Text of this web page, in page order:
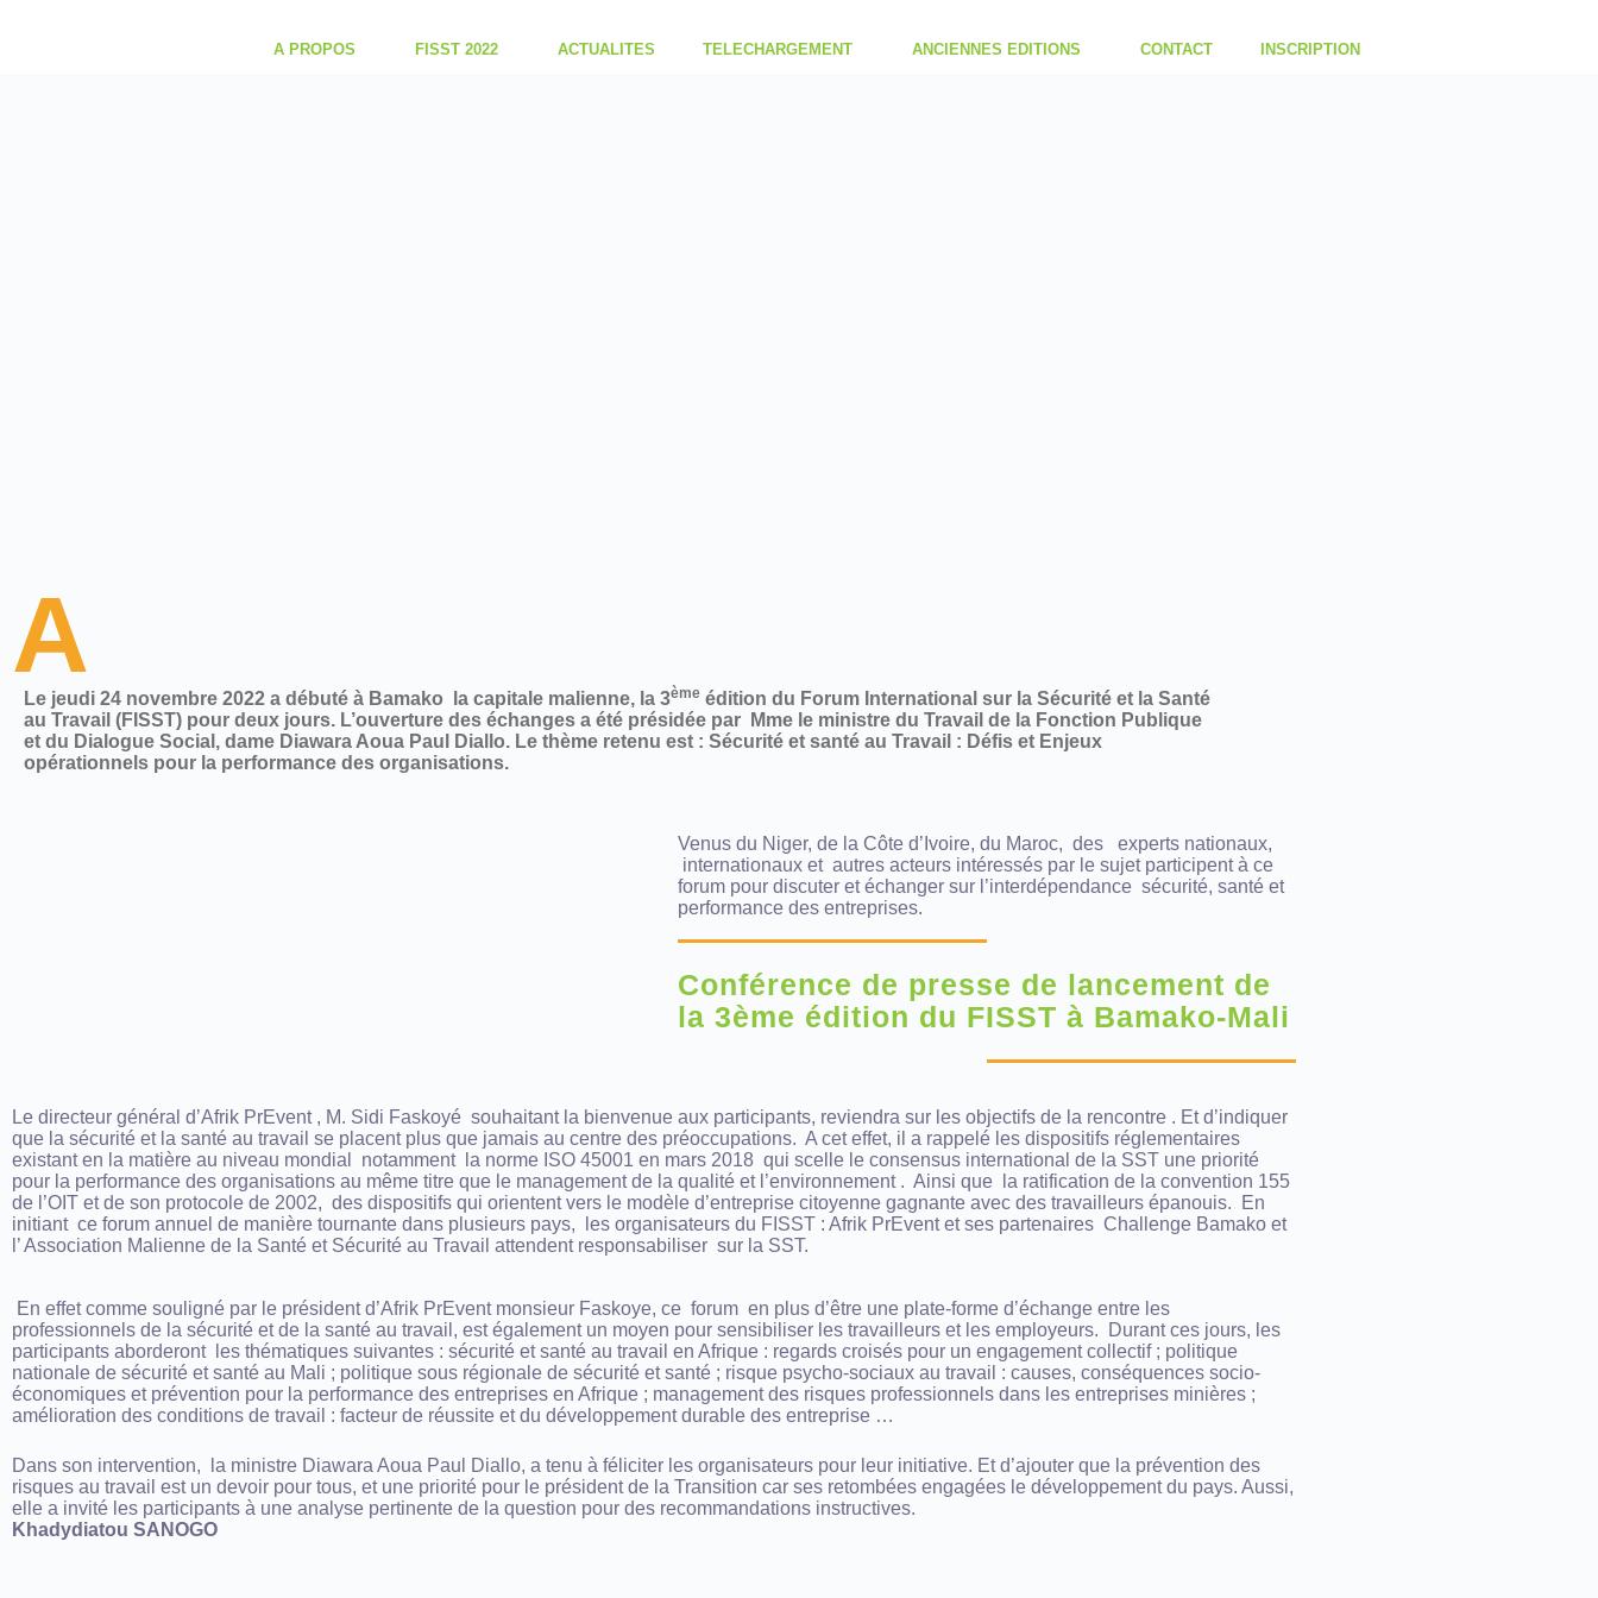
A PROPOS FISST 2022 ACTUALITES TELECHARGEMENT ANCIENNES EDITIONS CONTACT INSCRIPTION
A
Le jeudi 24 novembre 2022 a débuté à Bamako la capitale malienne, la 3ème édition du Forum International sur la Sécurité et la Santé
au Travail (FISST) pour deux jours. L’ouverture des échanges a été présidée par Mme le ministre du Travail de la Fonction Publique
et du Dialogue Social, dame Diawara Aoua Paul Diallo. Le thème retenu est : Sécurité et santé au Travail : Défis et Enjeux
opérationnels pour la performance des organisations.
Venus du Niger, de la Côte d’Ivoire, du Maroc, des experts nationaux,
internationaux et autres acteurs intéressés par le sujet participent à ce
forum pour discuter et échanger sur l’interdépendance sécurité, santé et
performance des entreprises.
Conférence de presse de lancement de
la 3ème édition du FISST à Bamako-Mali
Le directeur général d’Afrik PrEvent , M. Sidi Faskoyé souhaitant la bienvenue aux participants, reviendra sur les objectifs de la rencontre . Et d’indiquer
que la sécurité et la santé au travail se placent plus que jamais au centre des préoccupations. A cet effet, il a rappelé les dispositifs réglementaires
existant en la matière au niveau mondial notamment la norme ISO 45001 en mars 2018 qui scelle le consensus international de la SST une priorité
pour la performance des organisations au même titre que le management de la qualité et l’environnement . Ainsi que la ratification de la convention 155
de l’OIT et de son protocole de 2002, des dispositifs qui orientent vers le modèle d’entreprise citoyenne gagnante avec des travailleurs épanouis. En
initiant ce forum annuel de manière tournante dans plusieurs pays, les organisateurs du FISST : Afrik PrEvent et ses partenaires Challenge Bamako et
l’ Association Malienne de la Santé et Sécurité au Travail attendent responsabiliser sur la SST.
En effet comme souligné par le président d’Afrik PrEvent monsieur Faskoye, ce forum en plus d’être une plate-forme d’échange entre les
professionnels de la sécurité et de la santé au travail, est également un moyen pour sensibiliser les travailleurs et les employeurs. Durant ces jours, les
participants aborderont les thématiques suivantes : sécurité et santé au travail en Afrique : regards croisés pour un engagement collectif ; politique
nationale de sécurité et santé au Mali ; politique sous régionale de sécurité et santé ; risque psycho-sociaux au travail : causes, conséquences socio-
économiques et prévention pour la performance des entreprises en Afrique ; management des risques professionnels dans les entreprises minières ;
amélioration des conditions de travail : facteur de réussite et du développement durable des entreprise …
Dans son intervention, la ministre Diawara Aoua Paul Diallo, a tenu à féliciter les organisateurs pour leur initiative. Et d’ajouter que la prévention des
risques au travail est un devoir pour tous, et une priorité pour le président de la Transition car ses retombées engagées le développement du pays. Aussi,
elle a invité les participants à une analyse pertinente de la question pour des recommandations instructives.
Khadydiatou SANOGO